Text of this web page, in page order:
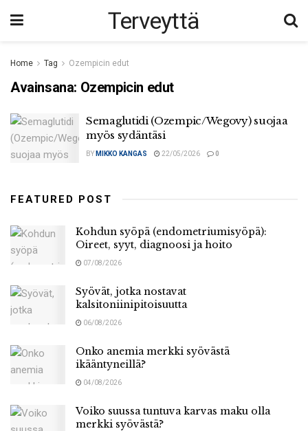
Terveyttä
Home Tag Ozempicin edut
Avainsana: Ozempicin edut
Semaglutidi (Ozempic/Wegovy) suojaa
myös sydäntäsi
BY MIKKO KANGAS 22/05/2026 0
FEATURED POST
Kohdun syöpä (endometriumisyöpä):
Oireet, syyt, diagnoosi ja hoito
07/08/2026
Syövät, jotka nostavat
kalsitoniinipitoisuutta
06/08/2026
Onko anemia merkki syövästä
ikääntyneillä?
04/08/2026
Voiko suussa tuntuva karvas maku olla
merkki syövästä?